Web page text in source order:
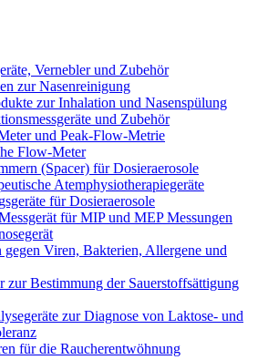
Vernebler und Zubehör
zur Nasenreinigung
zur Inhalation und Nasenspülung
und Zubehör
und Peak-Flow-Metrie
Flow-Meter
(Spacer) für Dosieraerosole
Atemphysiotherapiegeräte
für Dosieraerosole
für MIP und MEP Messungen
gegen Viren, Bakterien, Allergene und
zur Bestimmung der Sauerstoffsättigung
zur Diagnose von Laktose- und
für die Raucherentwöhnung